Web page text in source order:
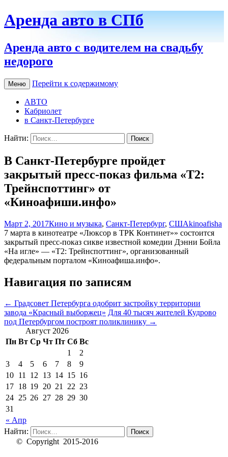
Аренда авто в СПб
Аренда авто с водителем на свадьбу
недорого
Меню Перейти к содержимому
АВТО
Кабриолет
в Санкт-Петербурге
Найти:
В Санкт-Петербурге пройдет
закрытый пресс-показ фильма «Т2:
Трейнспоттинг» от
«Киноафиши.инфо»
Март 2, 2017Кино и музыка, Санкт-Петербург, СШАkinoafisha
7 марта в кинотеатре «Люксор в ТРК Континет»» состоится
закрытый пресс-показ сикве известной комедии Дэнни Бойла
«На игле» — «Т2: Трейнспоттинг», организованный
федеральным порталом «Киноафиша.инфо».
Навигация по записям
← Градсовет Петербурга одобрит застройку территории
завода «Красный выборжец» Для 40 тысяч жителей Кудрово
под Петербургом построят поликлинику →
Август 2026
Пн Вт Ср Чт Пт Сб Вс
« Апр
1
2
3
4 5 6 7 8
9
10 11 12 13 14 15 16
17 18 19 20 21 22 23
24 25 26 27 28 29 30
31
Найти:
© Copyright 2015-2016